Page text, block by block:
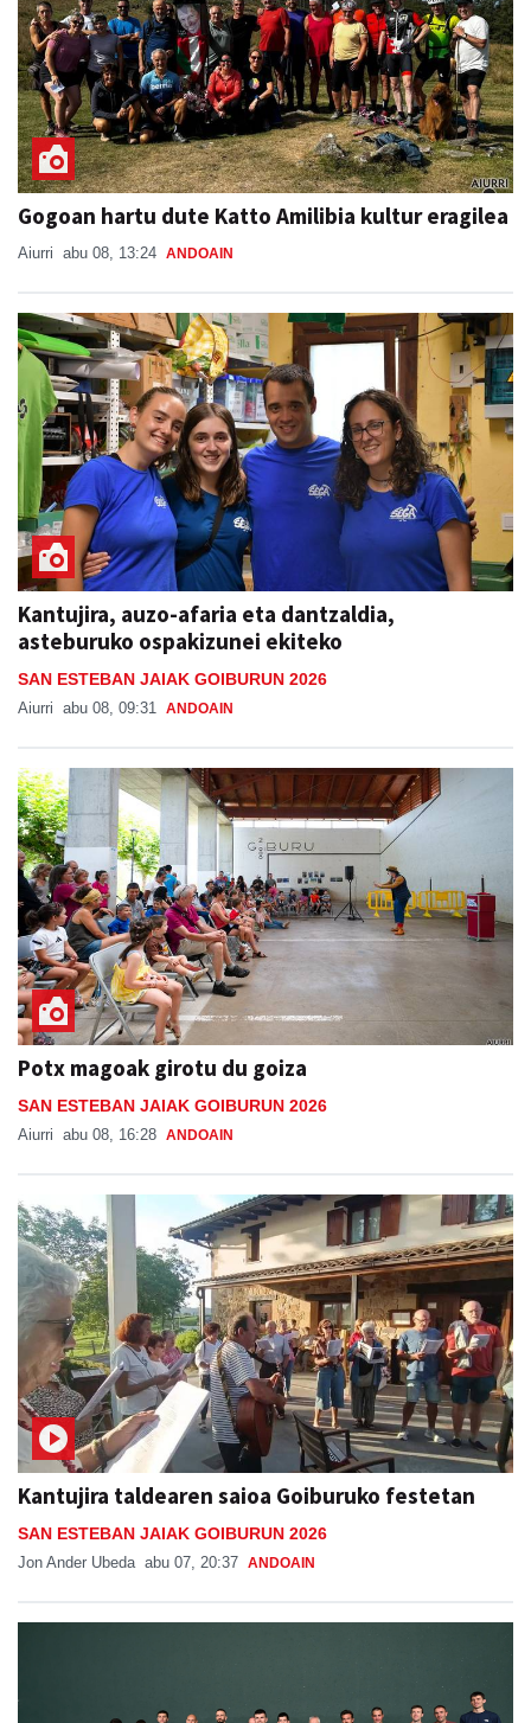
Gogoan hartu dute Katto Amilibia kultur eragilea
Aiurri abu 08, 13:24 ANDOAIN
Kantujira, auzo-afaria eta dantzaldia,
asteburuko ospakizunei ekiteko
SAN ESTEBAN JAIAK GOIBURUN 2026
Aiurri abu 08, 09:31 ANDOAIN
Potx magoak girotu du goiza
SAN ESTEBAN JAIAK GOIBURUN 2026
Aiurri abu 08, 16:28 ANDOAIN
Kantujira taldearen saioa Goiburuko festetan
SAN ESTEBAN JAIAK GOIBURUN 2026
Jon Ander Ubeda abu 07, 20:37 ANDOAIN